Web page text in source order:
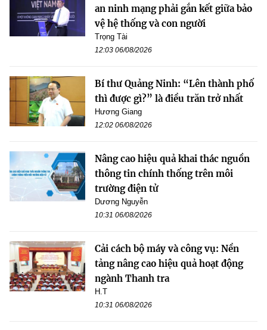
an ninh mạng phải gắn kết giữa bảo
vệ hệ thống và con người
Trọng Tài
12:03 06/08/2026
Bí thư Quảng Ninh: “Lên thành phố
thì được gì?” là điều trăn trở nhất
Hương Giang
12:02 06/08/2026
Nâng cao hiệu quả khai thác nguồn
thông tin chính thống trên môi
trường điện tử
Dương Nguyễn
10:31 06/08/2026
Cải cách bộ máy và công vụ: Nền
tảng nâng cao hiệu quả hoạt động
ngành Thanh tra
H.T
10:31 06/08/2026